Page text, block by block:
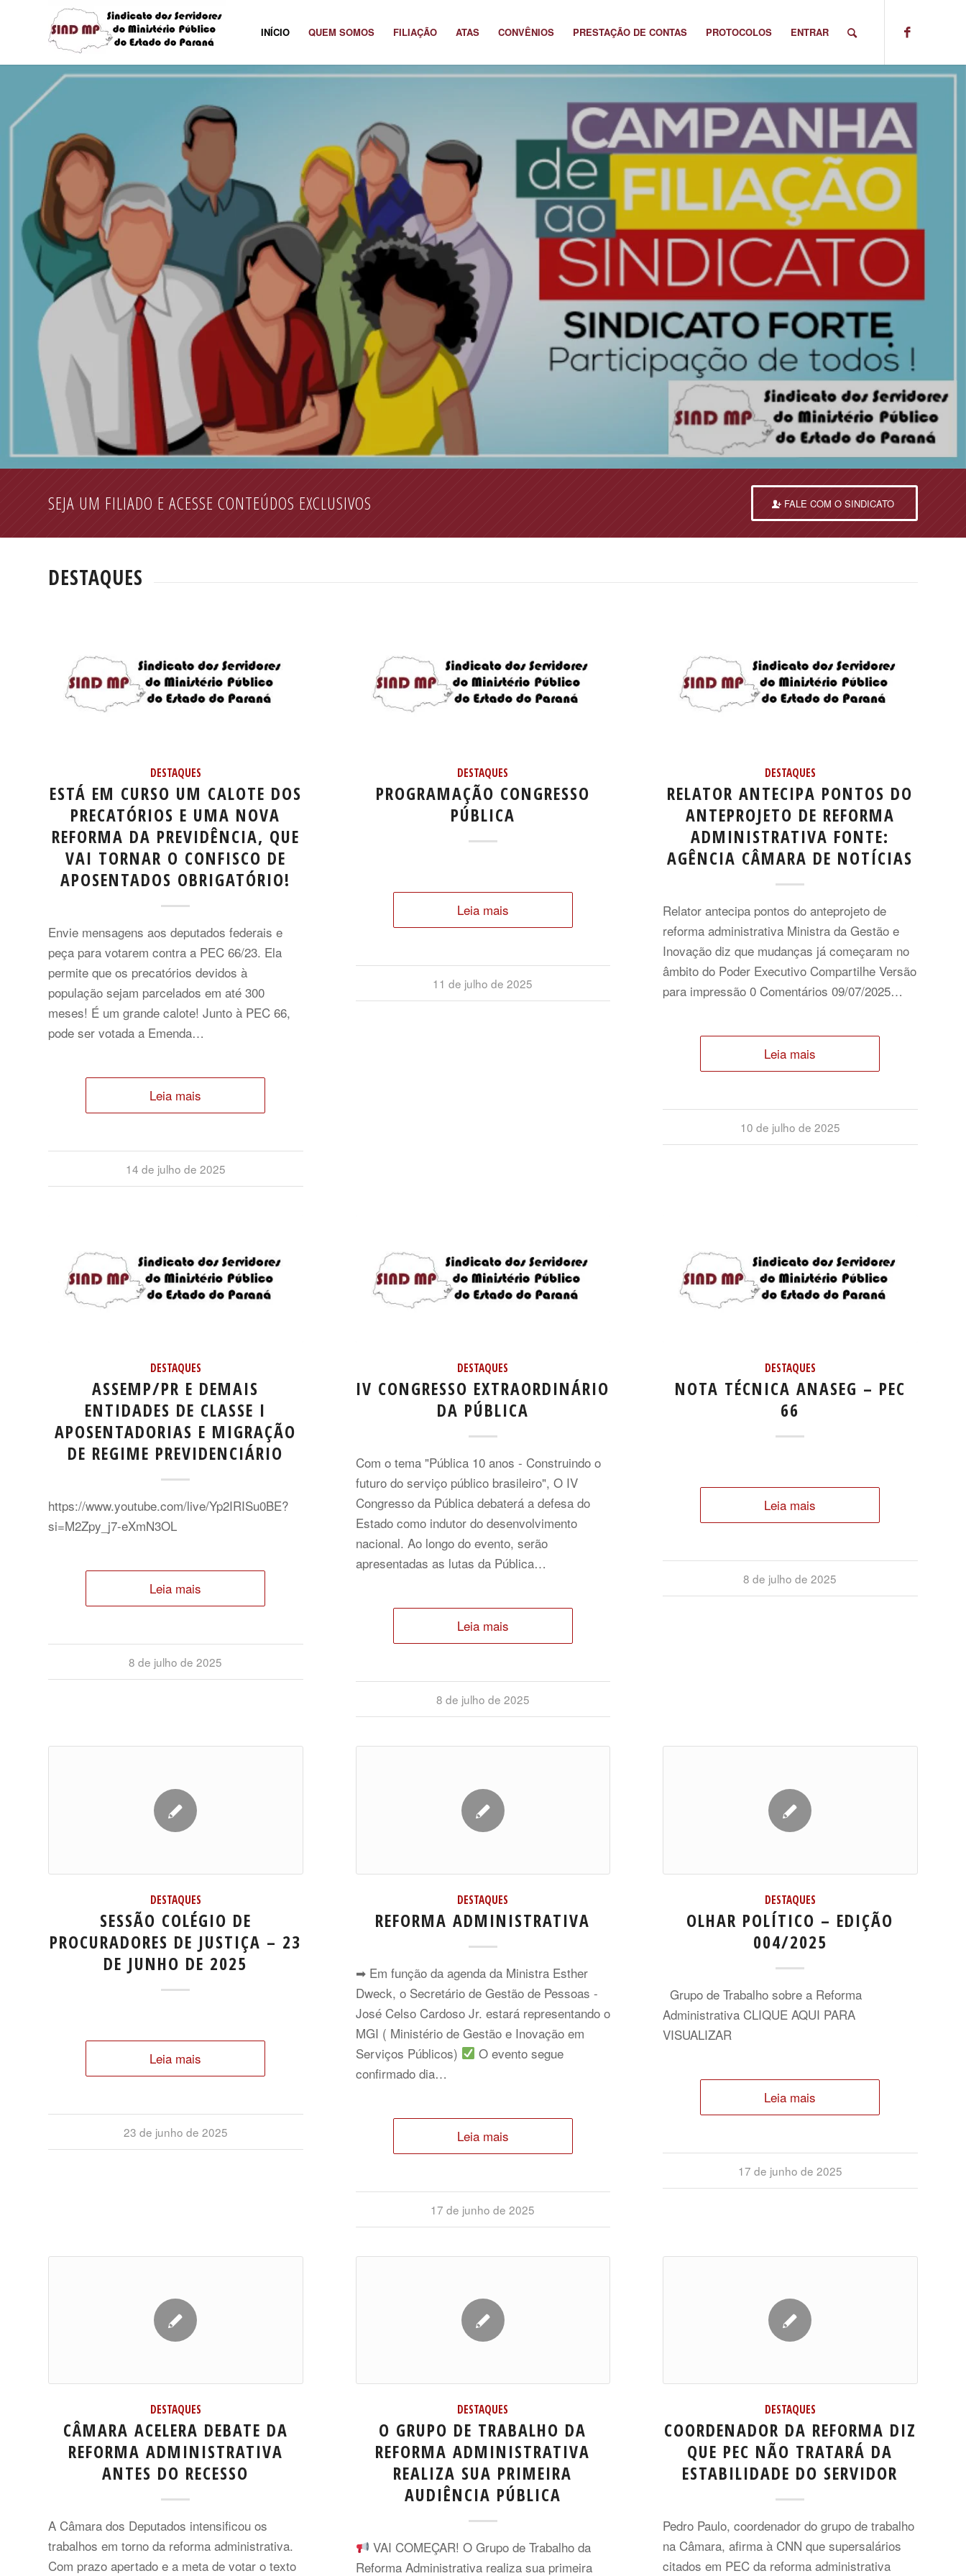
INÍCIO QUEM SOMOS FILIAÇÃO ATAS CONVÊNIOS PRESTAÇÃO DE CONTAS PROTOCOLOS ENTRAR
SEJA UM FILIADO E ACESSE CONTEÚDOS EXCLUSIVOS FALE COM O SINDICATO
DESTAQUES
DESTAQUES
ESTÁ EM CURSO UM CALOTE DOS
PRECATÓRIOS E UMA NOVA
REFORMA DA PREVIDÊNCIA, QUE
VAI TORNAR O CONFISCO DE
APOSENTADOS OBRIGATÓRIO!
Envie mensagens aos deputados federais e
peça para votarem contra a PEC 66/23. Ela
permite que os precatórios devidos à
população sejam parcelados em até 300
meses! É um grande calote! Junto à PEC 66,
pode ser votada a Emenda…
Leia mais
14 de julho de 2025
DESTAQUES
PROGRAMAÇÃO CONGRESSO
PÚBLICA
Leia mais
11 de julho de 2025
DESTAQUES
RELATOR ANTECIPA PONTOS DO
ANTEPROJETO DE REFORMA
ADMINISTRATIVA FONTE:
AGÊNCIA CÂMARA DE NOTÍCIAS
Relator antecipa pontos do anteprojeto de
reforma administrativa Ministra da Gestão e
Inovação diz que mudanças já começaram no
âmbito do Poder Executivo Compartilhe Versão
para impressão 0 Comentários 09/07/2025…
Leia mais
10 de julho de 2025
DESTAQUES
ASSEMP/PR E DEMAIS
ENTIDADES DE CLASSE I
APOSENTADORIAS E MIGRAÇÃO
DE REGIME PREVIDENCIÁRIO
https://www.youtube.com/live/Yp2IRISu0BE?
si=M2Zpy_j7-eXmN3OL
Leia mais
8 de julho de 2025
DESTAQUES
IV CONGRESSO EXTRAORDINÁRIO
DA PÚBLICA
Com o tema "Pública 10 anos - Construindo o
futuro do serviço público brasileiro", O IV
Congresso da Pública debaterá a defesa do
Estado como indutor do desenvolvimento
nacional. Ao longo do evento, serão
apresentadas as lutas da Pública…
Leia mais
8 de julho de 2025
DESTAQUES
NOTA TÉCNICA ANASEG – PEC
66
Leia mais
8 de julho de 2025
DESTAQUES
SESSÃO COLÉGIO DE
PROCURADORES DE JUSTIÇA – 23
DE JUNHO DE 2025
Leia mais
23 de junho de 2025
DESTAQUES
REFORMA ADMINISTRATIVA
➡ Em função da agenda da Ministra Esther
Dweck, o Secretário de Gestão de Pessoas -
José Celso Cardoso Jr. estará representando o
MGI ( Ministério de Gestão e Inovação em
Serviços Públicos)
O evento segue
confirmado dia…
Leia mais
17 de junho de 2025
DESTAQUES
OLHAR POLÍTICO – EDIÇÃO
004/2025
Grupo de Trabalho sobre a Reforma
Administrativa CLIQUE AQUI PARA
VISUALIZAR
Leia mais
17 de junho de 2025
DESTAQUES
CÂMARA ACELERA DEBATE DA
REFORMA ADMINISTRATIVA
ANTES DO RECESSO
A Câmara dos Deputados intensificou os
trabalhos em torno da reforma administrativa.
Com prazo apertado e a meta de votar o texto
DESTAQUES
O GRUPO DE TRABALHO DA
REFORMA ADMINISTRATIVA
REALIZA SUA PRIMEIRA
AUDIÊNCIA PÚBLICA
VAI COMEÇAR! O Grupo de Trabalho da
Reforma Administrativa realiza sua primeira
DESTAQUES
COORDENADOR DA REFORMA DIZ
QUE PEC NÃO TRATARÁ DA
ESTABILIDADE DO SERVIDOR
Pedro Paulo, coordenador do grupo de trabalho
na Câmara, afirma à CNN que supersalários
citados em PEC da reforma administrativa